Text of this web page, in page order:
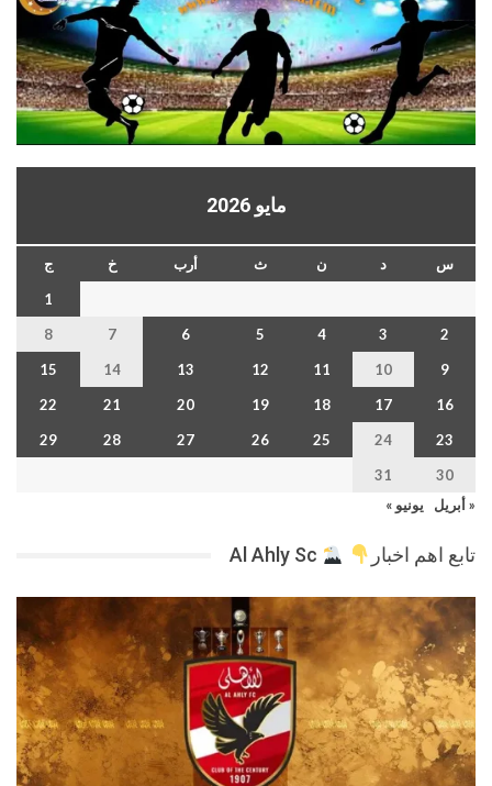
مايو 2026
س د ن ث أرب خ
ج
1
2
3
4
5
6
7
8
9
10
11
12
13
14
15
16
17
18
19
20
21
22
23
24
25
26
27
28
29
30
31
« أبريل
يونيو »
تابع اهم اخبار